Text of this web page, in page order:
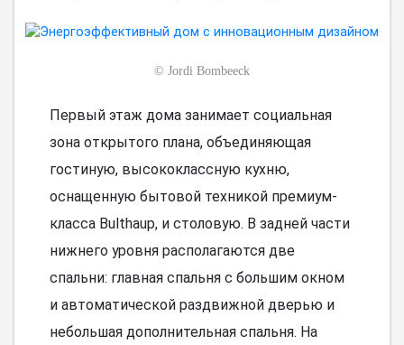
© Jordi Bombeeck
Первый этаж дома занимает социальная
зона открытого плана, объединяющая
гостиную, высококлассную кухню,
оснащенную бытовой техникой премиум-
класса Bulthaup, и столовую. В задней части
нижнего уровня располагаются две
спальни: главная спальня с большим окном
и автоматической раздвижной дверью и
небольшая дополнительная спальня. На